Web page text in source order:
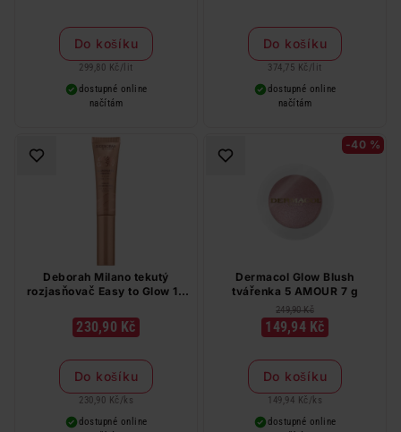
Do košíku
299,80 Kč / lit
dostupné online
načítám
Do košíku
374,75 Kč / lit
dostupné online
načítám
Deborah Milano tekutý
rozjasňovač Easy to Glow 12
230,90 Kč
Do košíku
230,90 Kč / ks
dostupné online
-40 %
Dermacol Glow Blush
tvářenka 5 AMOUR 7 g
249,90 Kč
149,94 Kč
Do košíku
149,94 Kč / ks
dostupné online